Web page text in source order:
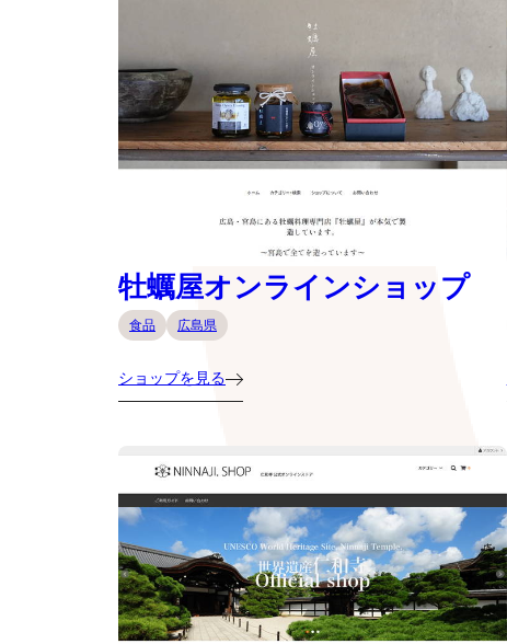
牡蠣屋オンラインショップ
食品 広島県
ショップを見る